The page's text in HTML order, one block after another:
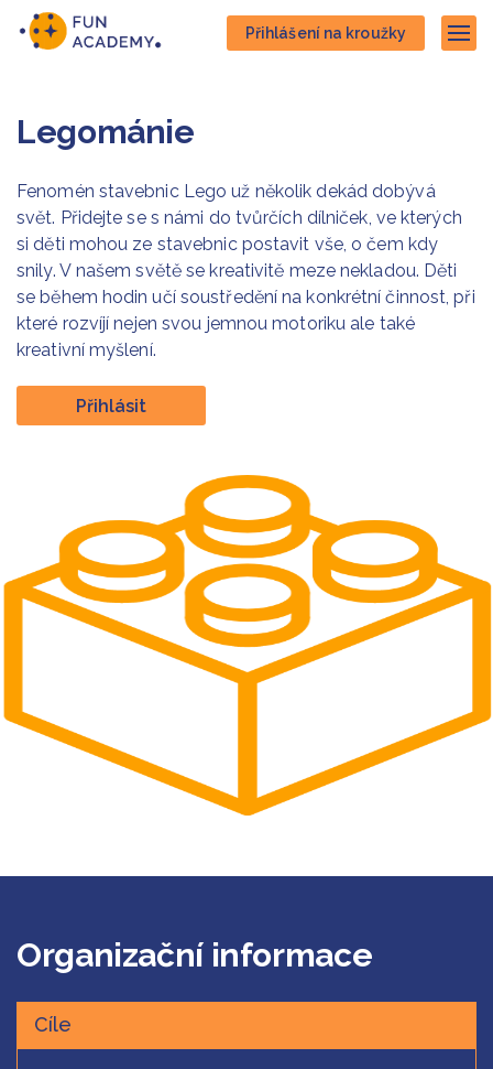
Přejít
na
Přejít
na
Přihlášení na kroužky
Legománie
Fenomén stavebnic Lego už několik dekád dobývá
svět. Přidejte se s námi do tvůrčích dílniček, ve kterých
si děti mohou ze stavebnic postavit vše, o čem kdy
snily. V našem světě se kreativitě meze nekladou. Děti
se během hodin učí soustředění na konkrétní činnost, při
které rozvíjí nejen svou jemnou motoriku ale také
kreativní myšlení.
Přihlásit
Organizační informace
Cíle